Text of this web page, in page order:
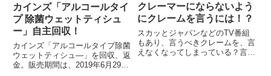
カインズ「アルコールタイ
プ 除菌ウェットティシュ
ー」自主回収！
カインズ「アルコールタイプ除菌
ウェットティシュ―」を回収、返
金。販売期間は、2019年6月29日
クレーマーにならないよう
にクレームを言うには！？
スカッとジャパンなどのTV番組
もあり、言うべきクレームを、言
えなくなってしまっている？言う